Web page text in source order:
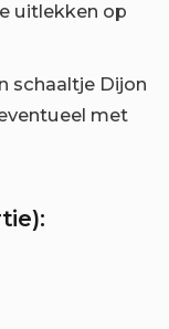
uitlekken op
schaaltje Dijon
met